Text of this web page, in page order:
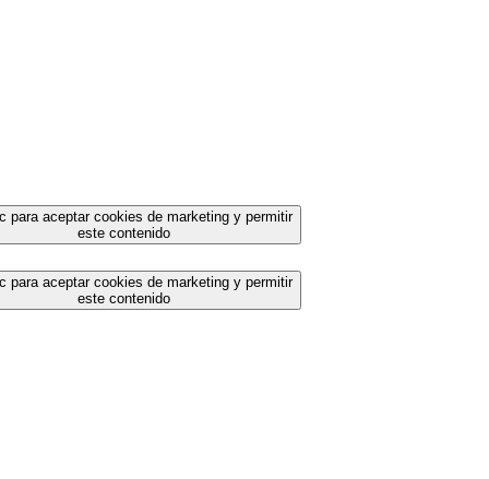
para aceptar cookies de marketing y permitir
este contenido
para aceptar cookies de marketing y permitir
este contenido